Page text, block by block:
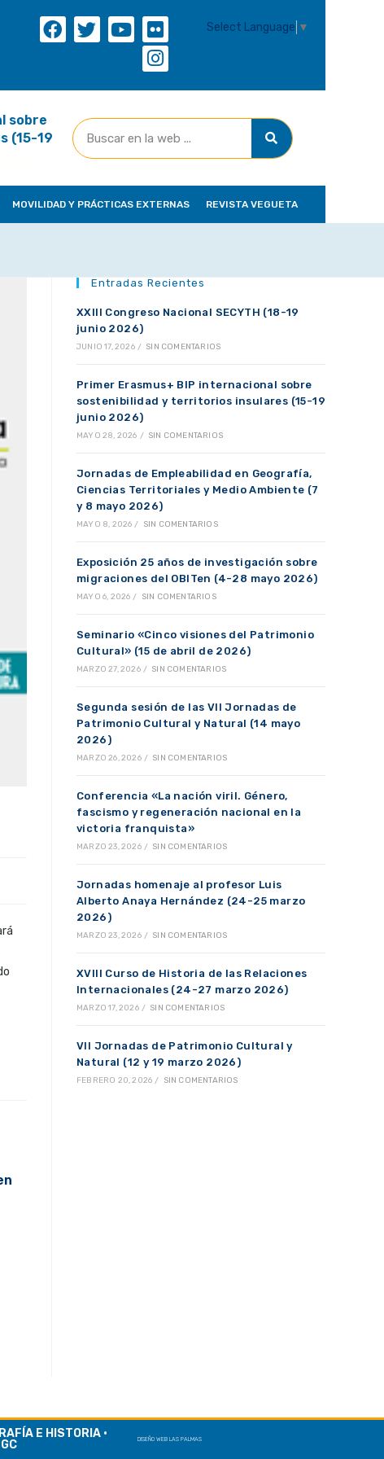
Select Language ▼
sobre
(15-19
MOVILIDAD Y PRÁCTICAS EXTERNAS REVISTA VEGUETA
Entradas Recientes
XXIII Congreso Nacional SECYTH (18-19
junio 2026)
JUNIO 17, 2026 / SIN COMENTARIOS
Primer Erasmus+ BIP internacional sobre
sostenibilidad y territorios insulares (15-19
junio 2026)
MAYO 28, 2026 / SIN COMENTARIOS
Jornadas de Empleabilidad en Geografía,
Ciencias Territoriales y Medio Ambiente (7
y 8 mayo 2026)
MAYO 8, 2026 / SIN COMENTARIOS
Exposición 25 años de investigación sobre
migraciones del OBITen (4-28 mayo 2026)
MAYO 6, 2026 / SIN COMENTARIOS
Seminario «Cinco visiones del Patrimonio
Cultural» (15 de abril de 2026)
MARZO 27, 2026 / SIN COMENTARIOS
Segunda sesión de las VII Jornadas de
Patrimonio Cultural y Natural (14 mayo
2026)
MARZO 26, 2026 / SIN COMENTARIOS
Conferencia «La nación viril. Género,
fascismo y regeneración nacional en la
victoria franquista»
MARZO 23, 2026 / SIN COMENTARIOS
Jornadas homenaje al profesor Luis
Alberto Anaya Hernández (24-25 marzo
2026)
MARZO 23, 2026 / SIN COMENTARIOS
XVIII Curso de Historia de las Relaciones
Internacionales (24-27 marzo 2026)
MARZO 17, 2026 / SIN COMENTARIOS
VII Jornadas de Patrimonio Cultural y
Natural (12 y 19 marzo 2026)
FEBRERO 20, 2026 / SIN COMENTARIOS
E HISTORIA ·
DISEÑO WEB LAS PALMAS